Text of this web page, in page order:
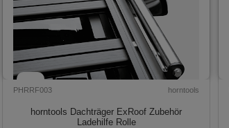
PHRRF003 horntools
horntools Dachträger ExRoof Zubehör
Ladehilfe Rolle